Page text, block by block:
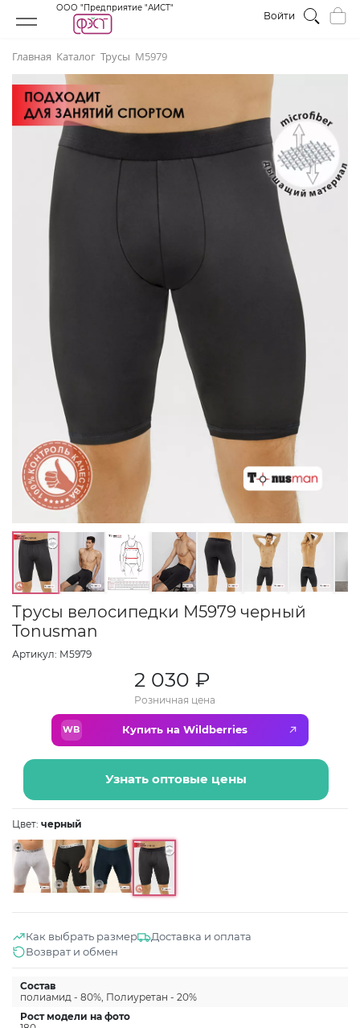
ООО "Предприятие "АИСТ"
Войти
Главная Каталог Трусы М5979
Трусы велосипедки М5979 черный
Tonusman
Артикул: М5979
2 030 ₽
Розничная цена
WB Купить на Wildberries
Узнать оптовые цены
Цвет: черный
Как выбрать размер
Доставка и оплата
Возврат и обмен
Состав
полиамид - 80%, Полиуретан - 20%
Рост модели на фото